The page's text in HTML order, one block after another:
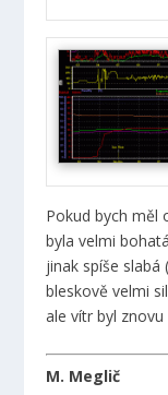
Pokud bych měl
byla velmi
jinak spíše slabá
bleskově velmi
ale vítr byl
M. Meglič